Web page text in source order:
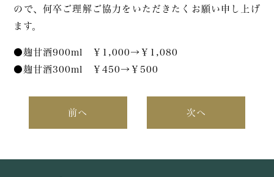
ので、何卒ご理解ご協力をいただきたくお願い申し上げ
ます。
●麹甘酒900ml ￥1,000→￥1,080
●麹甘酒300ml ￥450→￥500
前へ 次へ